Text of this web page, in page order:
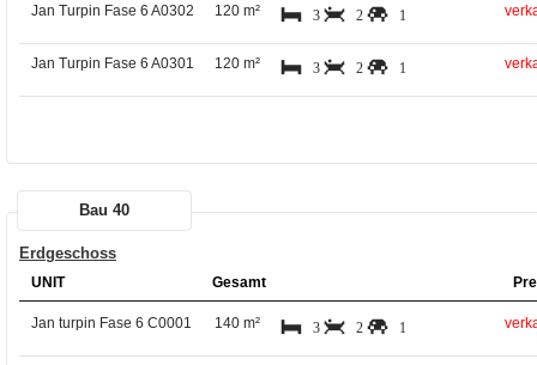
Jan Turpin Fase 6 A0302 120 m² 3 2 1
Jan Turpin Fase 6 A0301 120 m² 3 2 1
Bau 40
Erdgeschoss
UNIT Gesamt
Jan turpin Fase 6 C0001 140 m² 3 2 1